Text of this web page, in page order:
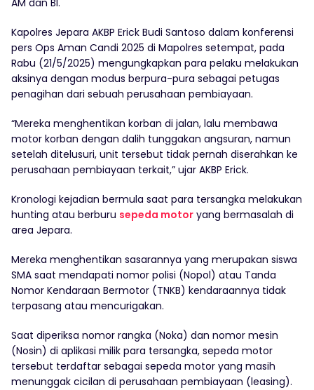
AM dan BI.
Kapolres Jepara AKBP Erick Budi Santoso dalam konferensi
pers Ops Aman Candi 2025 di Mapolres setempat, pada
Rabu (21/5/2025) mengungkapkan para pelaku melakukan
aksinya dengan modus berpura-pura sebagai petugas
penagihan dari sebuah perusahaan pembiayaan.
“Mereka menghentikan korban di jalan, lalu membawa
motor korban dengan dalih tunggakan angsuran, namun
setelah ditelusuri, unit tersebut tidak pernah diserahkan ke
perusahaan pembiayaan terkait,” ujar AKBP Erick.
Kronologi kejadian bermula saat para tersangka melakukan
hunting atau berburu sepeda motor yang bermasalah di
area Jepara.
Mereka menghentikan sasarannya yang merupakan siswa
SMA saat mendapati nomor polisi (Nopol) atau Tanda
Nomor Kendaraan Bermotor (TNKB) kendaraannya tidak
terpasang atau mencurigakan.
Saat diperiksa nomor rangka (Noka) dan nomor mesin
(Nosin) di aplikasi milik para tersangka, sepeda motor
tersebut terdaftar sebagai sepeda motor yang masih
menunggak cicilan di perusahaan pembiayaan (leasing).